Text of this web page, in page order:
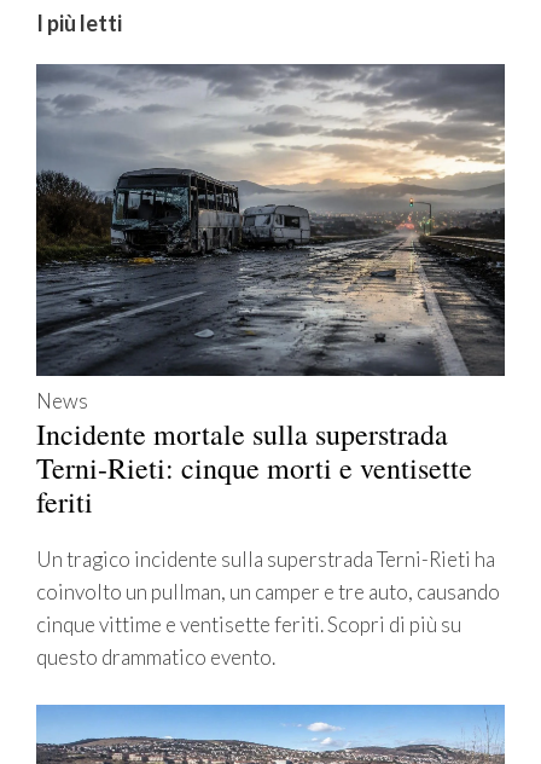
I più letti
News
Incidente mortale sulla superstrada
Terni-Rieti: cinque morti e ventisette
feriti
Un tragico incidente sulla superstrada Terni-Rieti ha
coinvolto un pullman, un camper e tre auto, causando
cinque vittime e ventisette feriti. Scopri di più su
questo drammatico evento.